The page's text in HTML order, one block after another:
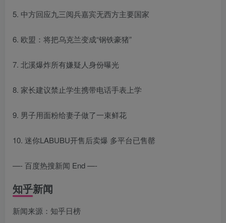
5. 中方回应九三阅兵嘉宾无西方主要国家
6. 欧盟：将把乌克兰变成“钢铁豪猪”
7. 北溪爆炸所有嫌疑人身份曝光
8. 家长建议禁止学生携带电话手表上学
9. 男子用面粉给妻子做了一束鲜花
10. 迷你LABUBU开售后卖爆 多平台已售罄
—- 百度热搜新闻 End —-
知乎新闻
新闻来源：知乎日榜